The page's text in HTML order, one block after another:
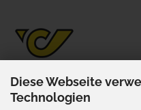
Diese Webseite
Technologien